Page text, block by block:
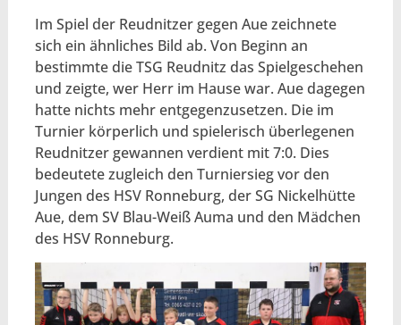
Im Spiel der Reudnitzer gegen Aue zeichnete
sich ein ähnliches Bild ab. Von Beginn an
bestimmte die TSG Reudnitz das Spielgeschehen
und zeigte, wer Herr im Hause war. Aue dagegen
hatte nichts mehr entgegenzusetzen. Die im
Turnier körperlich und spielerisch überlegenen
Reudnitzer gewannen verdient mit 7:0. Dies
bedeutete zugleich den Turniersieg vor den
Jungen des HSV Ronneburg, der SG Nickelhütte
Aue, dem SV Blau-Weiß Auma und den Mädchen
des HSV Ronneburg.